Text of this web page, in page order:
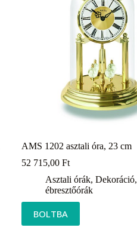
AMS 1202 asztali óra, 23 cm
52 715,00 Ft
Asztali órák, Dekoráció,
ébresztőórák
BOLTBA